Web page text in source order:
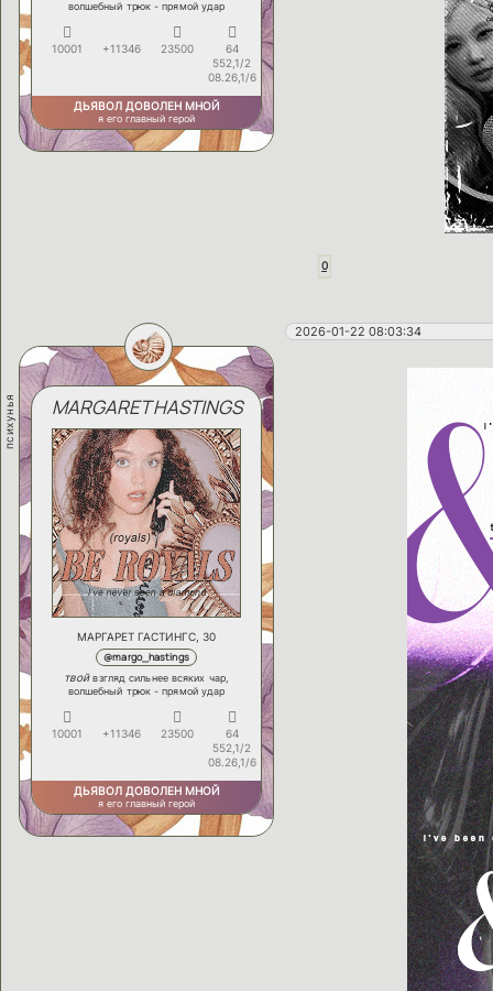
волшебный трюк - прямой удар
10001 +11346 23500
64
552,1/2
08.26,1/6
ДЬЯВОЛ ДОВОЛЕН МНОЙ
я его главный герой
0
2026-01-22 08:03:34
психунья MARGARET HASTINGS
МАРГАРЕТ ГАСТИНГС, 30
@margo_hastings
твойвзгляд сильнее всяких чар,
волшебный трюк - прямой удар
10001 +11346 23500
64
552,1/2
08.26,1/6
ДЬЯВОЛ ДОВОЛЕН МНОЙ
я его главный герой